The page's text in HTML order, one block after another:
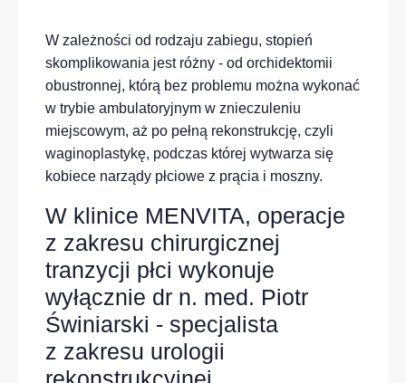
W zależności od rodzaju zabiegu, stopień
skomplikowania jest różny - od orchidektomii
obustronnej, którą bez problemu można wykonać
w trybie ambulatoryjnym w znieczuleniu
miejscowym, aż po pełną rekonstrukcję, czyli
waginoplastykę, podczas której wytwarza się
kobiece narządy płciowe z prącia i moszny.
W klinice MENVITA, operacje
z zakresu chirurgicznej
tranzycji płci wykonuje
wyłącznie dr n. med. Piotr
Świniarski - specjalista
z zakresu urologii